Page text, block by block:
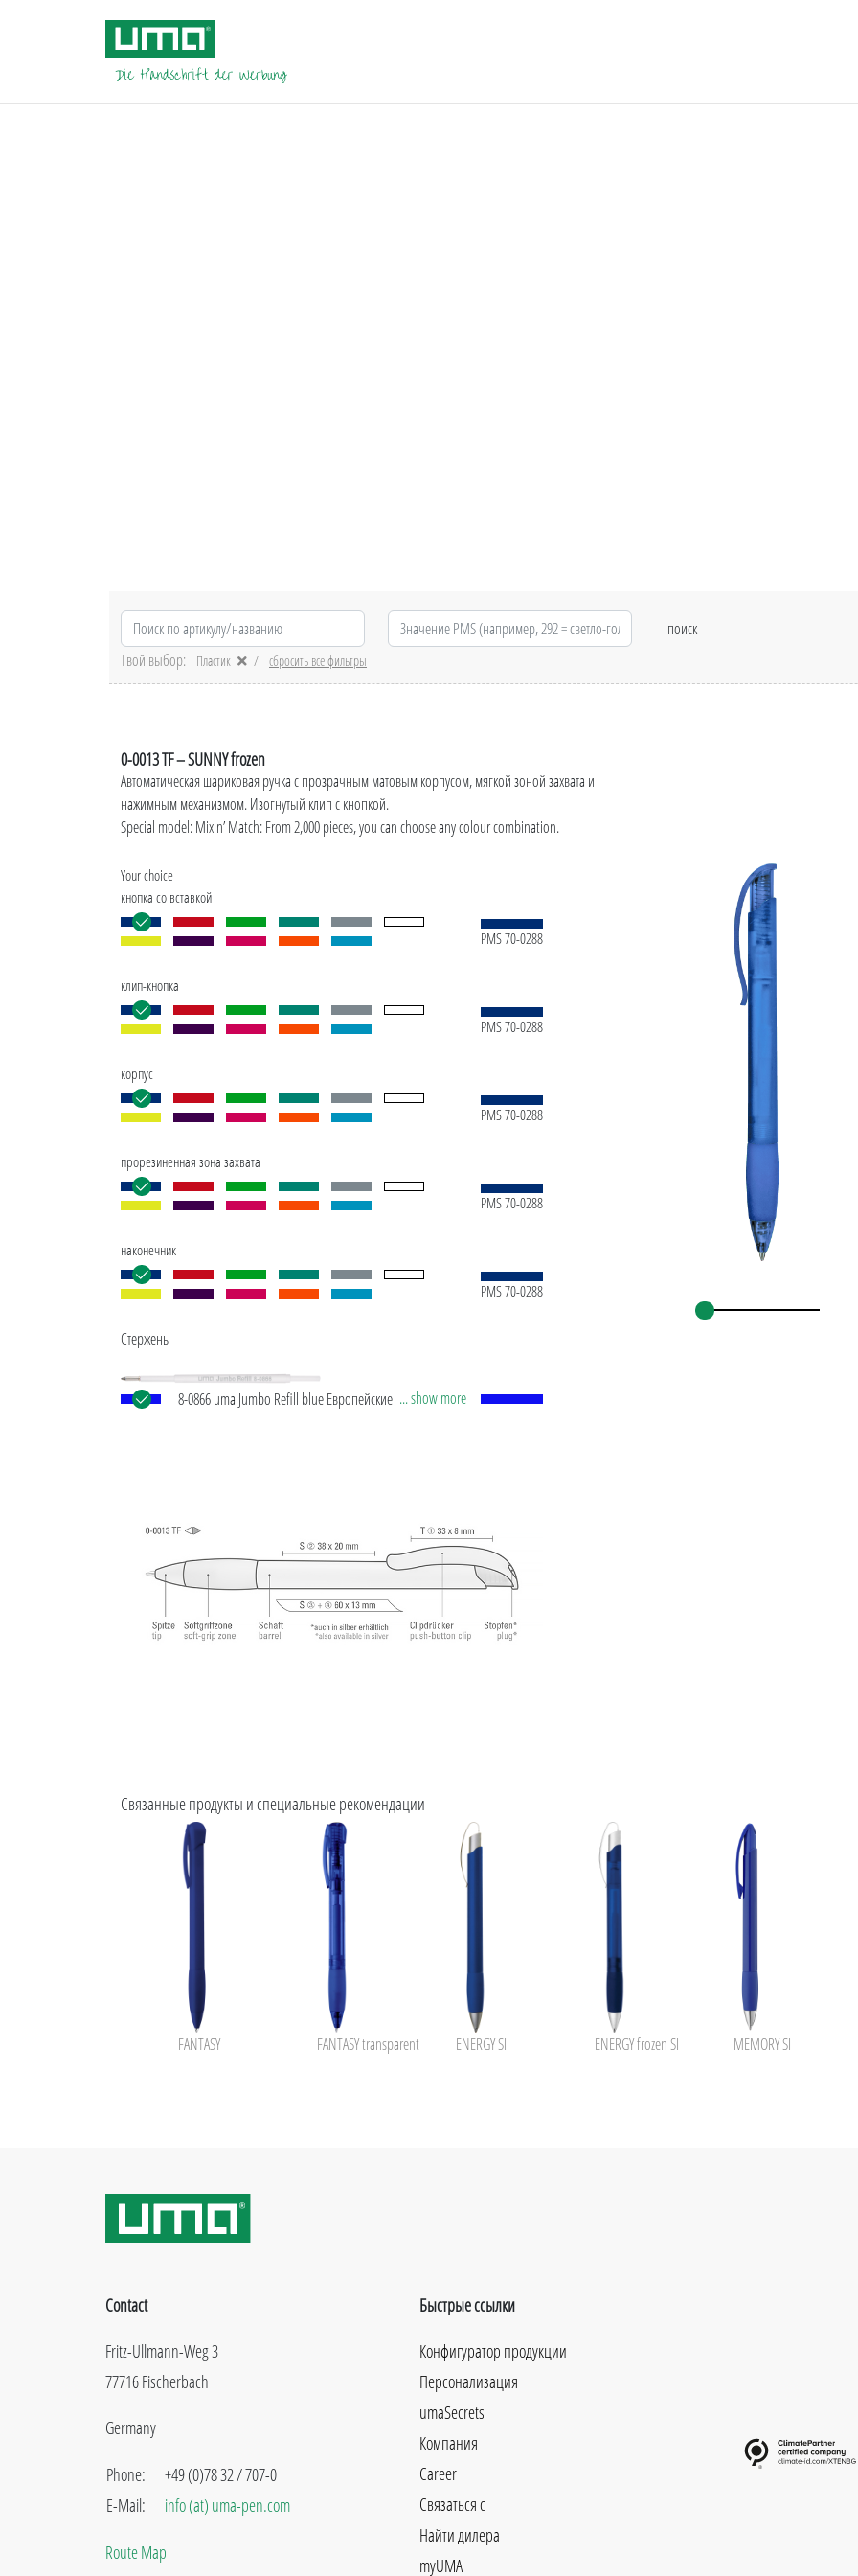
Твой выбор:
Пластик сбросить все фильтры
0-0013 TF – SUNNY frozen
Автоматическая шариковая ручка с прозрачным матовым корпусом, мягкой зоной захвата и
нажимным механизмом. Изогнутый клип с кнопкой.
Special model: Mix n’ Match: From 2,000 pieces, you can choose any colour combination.
Your choice
кнопка со вставкой
PMS 70-0288
клип-кнопка
PMS 70-0288
корпус
PMS 70-0288
прорезиненная зона захвата
PMS 70-0288
наконечник
PMS 70-0288
Стержень
8-0866 uma Jumbo Refill blue Европейские стержни
... show more
Связанные продукты и специальные рекомендации
FANTASY FANTASY transparent ENERGY SI ENERGY frozen SI MEMORY SI
Contact
Fritz-Ullmann-Weg 3
77716 Fischerbach
Germany
Phone:
E-Mail:
+49 (0)78 32 / 707-0
info (at) uma-pen.com
Route Map
Быстрые ссылки
Конфигуратор продукции
Персонализация
umaSecrets
Компания
Career
Связаться с
Найти дилера
myUMA